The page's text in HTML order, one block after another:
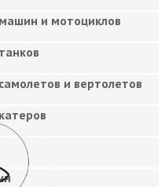
и мотоциклов
и вертолетов